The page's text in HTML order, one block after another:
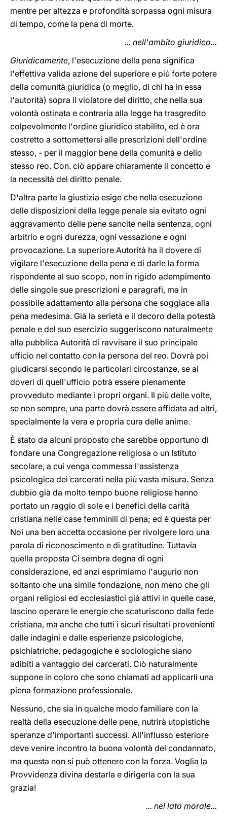
mentre per altezza e profondità sorpassa ogni misura
di tempo, come la pena di morte.
... nell'ambito giuridico...
Giuridicamente, l'esecuzione della pena significa
l'effettiva valida azione del superiore e più forte potere
della comunità giuridica (o meglio, di chi ha in essa
l'autorità) sopra il violatore del diritto, che nella sua
volontà ostinata e contraria alla legge ha trasgredito
colpevolmente l'ordine giuridico stabilito, ed è ora
costretto a sottomettersi alle prescrizioni dell'ordine
stesso, - per il maggior bene della comunità e dello
stesso reo. Con. ciò appare chiaramente il concetto e
la necessità del diritto penale.
D'altra parte la giustizia esige che nella esecuzione
delle disposizioni della legge penale sia evitato ogni
aggravamento delle pene sancite nella sentenza, ogni
arbitrio e ogni durezza, ogni vessazione e ogni
provocazione. La superiore Autorità ha il dovere di
vigilare l'esecuzione della pena e di darle la forma
rispondente al suo scopo, non in rigido adempimento
delle singole sue prescrizioni e paragrafi, ma in
possibile adattamento alla persona che soggiace alla
pena medesima. Già la serietà e il decoro della potestà
penale e del suo esercizio suggeriscono naturalmente
alla pubblica Autorità di ravvisare il suo principale
ufficio nel contatto con la persona del reo. Dovrà poi
giudicarsi secondo le particolari circostanze, se ai
doveri di quell'ufficio potrà essere pienamente
provveduto mediante i propri organi. Il più delle volte,
se non sempre, una parte dovrà essere affidata ad altri,
specialmente la vera e propria cura delle anime.
È stato da alcuni proposto che sarebbe opportuno di
fondare una Congregazione religiosa o un Istituto
secolare, a cui venga commessa l'assistenza
psicologica dei carcerati nella più vasta misura. Senza
dubbio già da molto tempo buone religiose hanno
portato un raggio di sole e i benefici della carità
cristiana nelle case femminili di pena; ed è questa per
Noi una ben accetta occasione per rivolgere loro una
parola di riconoscimento e di gratitudine. Tuttavia
quella proposta Ci sembra degna di ogni
considerazione, ed anzi esprimiamo l'augurio non
soltanto che una simile fondazione, non meno che gli
organi religiosi ed ecclesiastici già attivi in quelle case,
lascino operare le energie che scaturiscono dalla fede
cristiana, ma anche che tutti i sicuri risultati provenienti
dalle indagini e dalle esperienze psicologiche,
psichiatriche, pedagogiche e sociologiche siano
adibiti a vantaggio dei carcerati. Ciò naturalmente
suppone in coloro che sono chiamati ad applicarli una
piena formazione professionale.
Nessuno, che sia in qualche modo familiare con la
realtà della esecuzione delle pene, nutrirà utopistiche
speranze d'importanti successi. All'influsso esteriore
deve venire incontro la buona volontà del condannato,
ma questa non si può ottenere con la forza. Voglia la
Provvidenza divina destarla e dirigerla con la sua
grazia!
... nel lato morale...